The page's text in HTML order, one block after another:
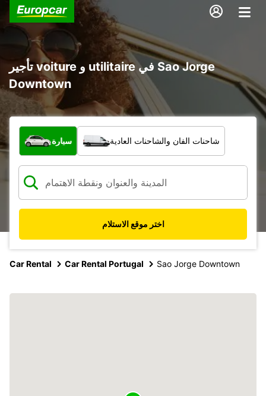
تأجير voiture و utilitaire في Sao Jorge
Downtown
ما نوع المركبة؟
سيارة شاحنات الفان والشاحنات العادية
اختر موقع الاستلام
Car Rental Car Rental Portugal Sao Jorge Downtown